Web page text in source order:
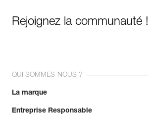
Rejoignez la communauté !
QUI SOMMES-NOUS ?
La marque
Entreprise Responsable